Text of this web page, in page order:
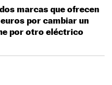
marcas que ofrecen
por cambiar un
por otro eléctrico